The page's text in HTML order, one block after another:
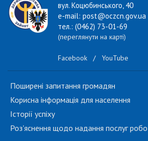
вул. Коцюбинського, 40
e-mail: post@oczcn.gov.ua
тел.: (0462) 73-01-69
(переглянути на карті)
Facebook / YouTube
Поширені запитання громадян
Корисна інформація для населення
Історії успіху
Роз'яснення щодо надання послуг